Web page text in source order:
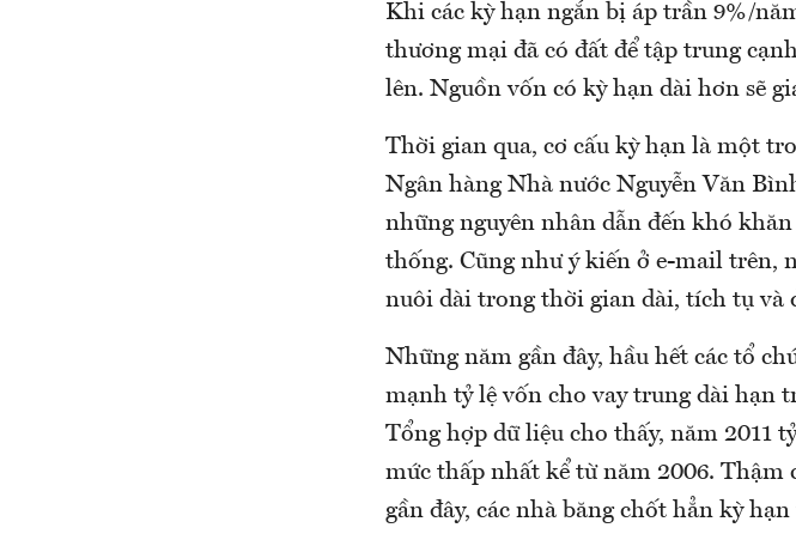
Khi các kỳ hạn ngắn bị áp trần 9%/
thương mại đã có đất để tập trung
lên. Nguồn vốn có kỳ hạn dài hơn sẽ
Thời gian qua, cơ cấu kỳ hạn là một
Ngân hàng Nhà nước Nguyễn Văn
những nguyên nhân dẫn đến khó
thống. Cũng như ý kiến ở e-mail trên,
nuôi dài trong thời gian dài, tích tụ và
Những năm gần đây, hầu hết các tổ
mạnh tỷ lệ vốn cho vay trung dài hạn
Tổng hợp dữ liệu cho thấy, năm 2011
mức thấp nhất kể từ năm 2006.
gần đây, các nhà băng chốt hẳn kỳ